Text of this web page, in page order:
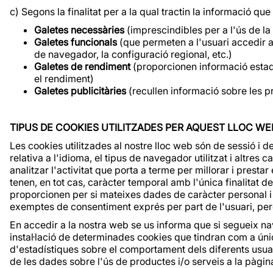
c) Segons la finalitat per a la qual tractin la informació
Galetes necessàries (imprescindibles per a l'ús de
Galetes funcionals (que permeten a l'usuari accedir
de navegador, la configuració regional, etc.)
Galetes de rendiment (proporcionen informació
el rendiment)
Galetes publicitàries (recullen informació sobre les
TIPUS DE COOKIES UTILITZADES PER AQUEST LLOC
Les cookies utilitzades al nostre lloc web són de sessió i
relativa a l'idioma, el tipus de navegador utilitzat i altres
analitzar l'activitat que porta a terme per millorar i
tenen, en tot cas, caràcter temporal amb l'única finalitat
proporcionen per si mateixes dades de caràcter
exemptes de consentiment exprés per part de l'usuari,
En accedir a la nostra web se us informa que si segueix
instal·lació de determinades cookies que tindran com a
d'estadístiques sobre el comportament dels diferents
de les dades sobre l'ús de productes i/o serveis a la